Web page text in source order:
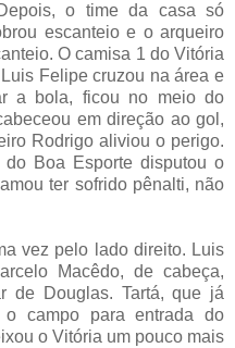
o time da casa só
escanteio e o arqueiro
O camisa 1 do Vitória
Felipe cruzou na área e
a bola, ficou no meio do
em direção ao gol,
Rodrigo aliviou o perigo.
do Boa Esporte disputou o
ter sofrido pênalti, não
vez pelo lado direito. Luis
Macêdo, de cabeça,
de Douglas. Tartá, que já
campo para entrada do
o Vitória um pouco mais